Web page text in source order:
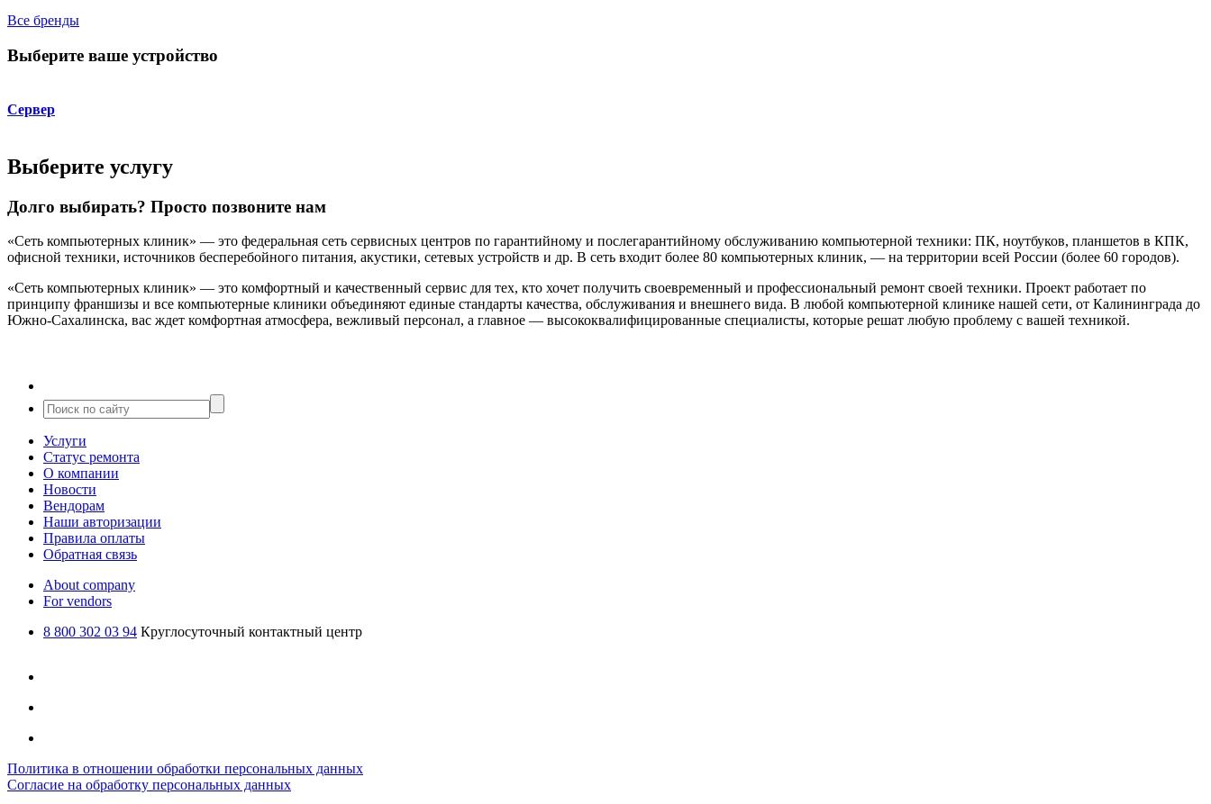
Все бренды
Выберите ваше устройство
Сервер
Выберите услугу
Долго выбирать? Просто позвоните нам
«Сеть компьютерных клиник» — это федеральная сеть сервисных центров по гарантийному и послегарантийному обслуживанию компьютерной техники: ПК, ноутбуков, планшетов в КПК,
офисной техники, источников бесперебойного питания, акустики, сетевых устройств и др. В сеть входит более 80 компьютерных клиник, — на территории всей России (более 60 городов).
«Сеть компьютерных клиник» — это комфортный и качественный сервис для тех, кто хочет получить своевременный и профессиональный ремонт своей техники. Проект работает по
принципу франшизы и все компьютерные клиники объединяют единые стандарты качества, обслуживания и внешнего вида. В любой компьютерной клинике нашей сети, от Калининграда до
Южно-Сахалинска, вас ждет комфортная атмосфера, вежливый персонал, а главное — высококвалифицированные специалисты, которые решат любую проблему с вашей техникой.
Услуги
Статус ремонта
О компании
Новости
Вендорам
Наши авторизации
Правила оплаты
Обратная связь
About company
For vendors
8 800 302 03 94 Круглосуточный контактный центр
Политика в отношении обработки персональных данных
Согласие на обработку персональных данных